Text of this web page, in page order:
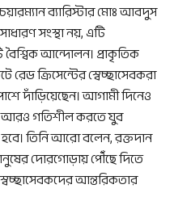
ব্যারিস্টার মোঃ আবদুস
সংস্থা নয়, এটি
আন্দোলন। প্রাকৃতিক
ক্রিসেন্টের স্বেচ্ছাসেবকরা
দাঁড়িয়েছেন। আগামী দিনেও
আরও গতিশীল করতে যুব
তিনি আরো বলেন, রক্তদান
দোরগোড়ায় পৌঁছে দিতে
আন্তরিকতার